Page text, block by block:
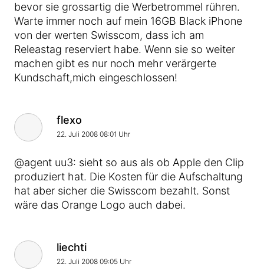
bevor sie grossartig die Werbetrommel rühren.
Warte immer noch auf mein 16GB Black iPhone
von der werten Swisscom, dass ich am
Releastag reserviert habe. Wenn sie so weiter
machen gibt es nur noch mehr verärgerte
Kundschaft,mich eingeschlossen!
Kommentar von
flexo
22. Juli 2008 08:01 Uhr
@agent uu3: sieht so aus als ob Apple den Clip
produziert hat. Die Kosten für die Aufschaltung
hat aber sicher die Swisscom bezahlt. Sonst
wäre das Orange Logo auch dabei.
Kommentar von
liechti
22. Juli 2008 09:05 Uhr